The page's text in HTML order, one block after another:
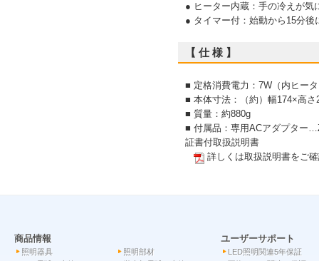
● ヒーター内蔵：手の冷えが気
● タイマー付：始動から15分
【 仕 様 】
■ 定格消費電力：7W（内ヒー
■ 本体寸法：（約）幅174×高さ
■ 質量：約880g
■ 付属品：専用ACアダプター
証書付取扱説明書
詳しくは取扱説明書をご
商品情報
照明器具
照明部材
ユーザーサポート
LED照明関連5年保証